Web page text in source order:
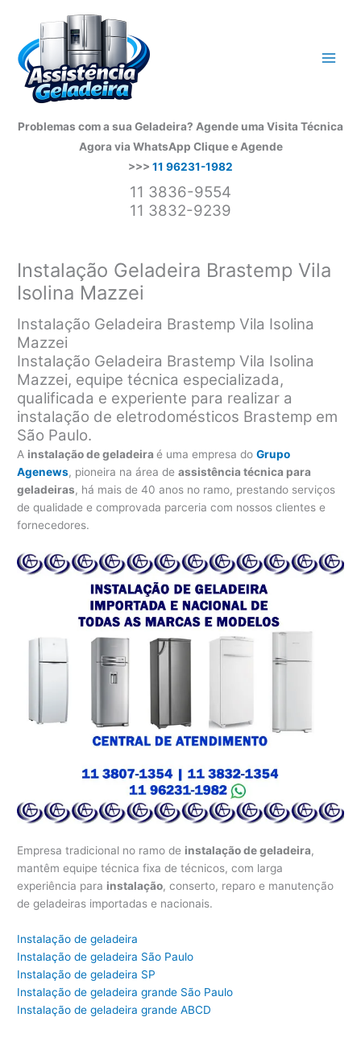
conteúdo
Problemas com a sua Geladeira? Agende uma Visita Técnica
Agora via WhatsApp Clique e Agende
>>> 11 96231-1982
11 3836-9554
11 3832-9239
Instalação Geladeira Brastemp Vila
Isolina Mazzei
Instalação Geladeira Brastemp Vila Isolina
Mazzei
Instalação Geladeira Brastemp Vila Isolina
Mazzei, equipe técnica especializada,
qualificada e experiente para realizar a
instalação de eletrodomésticos Brastemp em
São Paulo.
A instalação de geladeiraé uma empresa doGrupo
Agenews, pioneira na área deassistência técnica para
geladeiras, há mais de 40 anos no ramo, prestando serviços
de qualidade e comprovada parceria com nossos clientes e
fornecedores.
Empresa tradicional no ramo de instalação de geladeira,
mantêm equipe técnica fixa de técnicos, com larga
experiência para instalação, conserto, reparo e manutenção
de geladeiras importadas e nacionais.
Instalação de geladeira
Instalação de geladeira São Paulo
Instalação de geladeira SP
Instalação de geladeira grande São Paulo
Instalação de geladeira grande ABCD